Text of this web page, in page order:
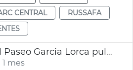
CENTRAL
RUSSAFA
Parque Central Paseo Garcia Lorca pulmón verde València
mes